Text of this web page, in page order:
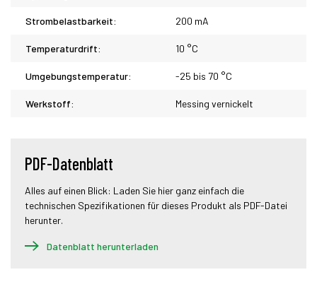
Strombelastbarkeit: 200 mA
Temperaturdrift: 10 °C
Umgebungstemperatur: -25 bis 70 °C
Werkstoff: Messing vernickelt
PDF-Datenblatt
Alles auf einen Blick: Laden Sie hier ganz einfach die
technischen Spezifikationen für dieses Produkt als PDF-Datei
herunter.
Datenblatt herunterladen